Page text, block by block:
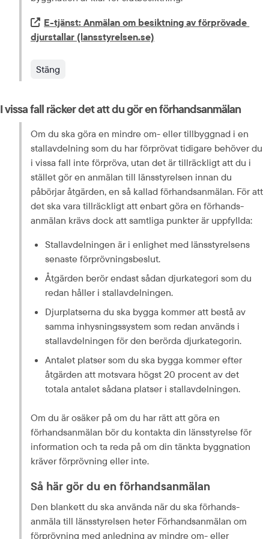
Extern länk.
E-tjänst: Anmälan om besiktning av förprövade
djurstallar (lansstyrelsen.se)
Stäng
I vissa fall räcker det att du gör en förhands­anmälan
Om du ska göra en mindre om- eller tillbyggnad i en
stallavdelning som du har förprövat tidigare behöver du
i vissa fall inte förpröva, utan det är tillräckligt att du i
stället gör en anmälan till länsstyrelsen innan du
påbörjar åtgärden, en så kallad förhands­anmälan. För att
det ska vara tillräckligt att enbart göra en förhands­
anmälan krävs dock att samtliga punkter är uppfyllda:
Stallavdelningen är i enlighet med länsstyrelsens
senaste förprövningsbeslut.
Åtgärden berör endast sådan djurkategori som du
redan håller i stallavdelningen.
Djurplatserna du ska bygga kommer att bestå av
samma inhysnings­system som redan används i
stallavdelningen för den berörda djurkategorin.
Antalet platser som du ska bygga kommer efter
åtgärden att motsvara högst 20 procent av det
totala antalet sådana platser i stallavdelningen.
Om du är osäker på om du har rätt att göra en
förhandsanmälan bör du kontakta din länsstyrelse för
information och ta reda på om din tänkta byggnation
kräver förprövning eller inte.
Så här gör du en förhands­anmälan
Den blankett du ska använda när du ska förhands­
anmäla till länsstyrelsen heter Förhandsanmälan om
förprövning med anledning av mindre om- eller